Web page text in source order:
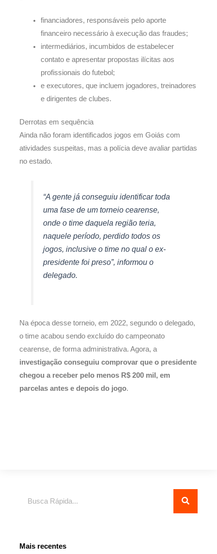
financiadores, responsáveis pelo aporte
financeiro necessário à execução das fraudes;
intermediários, incumbidos de estabelecer
contato e apresentar propostas ilícitas aos
profissionais do futebol;
e executores, que incluem jogadores, treinadores
e dirigentes de clubes.
Derrotas em sequência
Ainda não foram identificados jogos em Goiás com
atividades suspeitas, mas a polícia deve avaliar partidas
no estado.
“A gente já conseguiu identificar toda
uma fase de um torneio cearense,
onde o time daquela região teria,
naquele período, perdido todos os
jogos, inclusive o time no qual o ex-
presidente foi preso”, informou o
delegado.
Na época desse torneio, em 2022, segundo o delegado,
o time acabou sendo excluído do campeonato
cearense, de forma administrativa. Agora, a
investigação conseguiu comprovar que o presidente
chegou a receber pelo menos R$ 200 mil, em
parcelas antes e depois do jogo.
Mais recentes